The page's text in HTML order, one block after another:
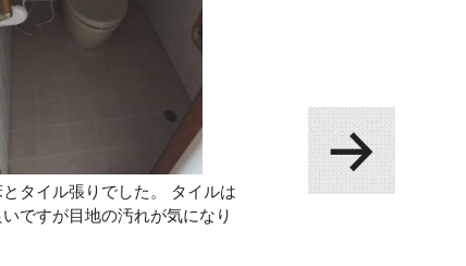
タイル張りでした。 タイルは
ですが目地の汚れが気になり